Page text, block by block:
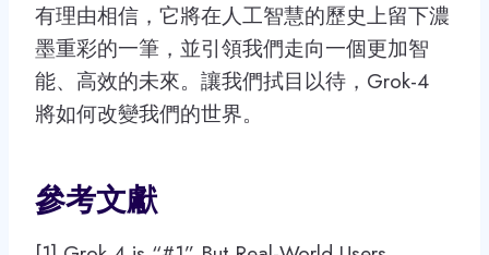
有理由相信，它將在人工智慧的歷史上留下濃
墨重彩的一筆，並引領我們走向一個更加智
能、高效的未來。讓我們拭目以待，Grok-4
將如何改變我們的世界。
參考文獻